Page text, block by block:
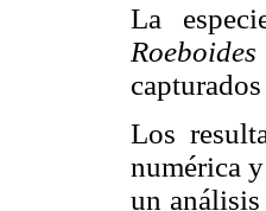
La
Roeboides
Los
numérica
un